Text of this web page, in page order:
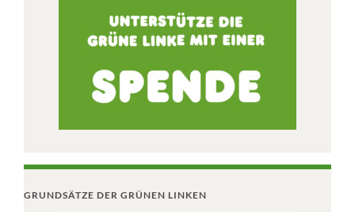
GRUNDSÄTZE DER GRÜNEN LINKEN